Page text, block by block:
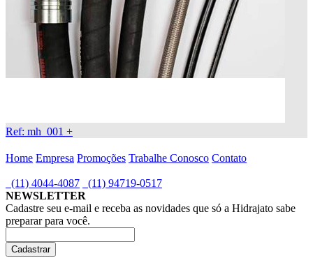
Ref: mh_001 +
Home Empresa Promoções Trabalhe Conosco Contato
(11) 4044-4087
(11) 94719-0517
NEWSLETTER
Cadastre seu e-mail e receba as novidades que só a Hidrajato sabe
preparar para você.